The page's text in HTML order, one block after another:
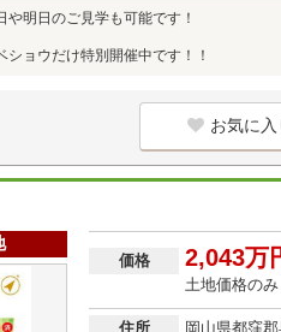
や明日のご見学も可能です！
ショウだけ特別開催中です！！
お気に
価格 2,043万
土地価格のみ
住所 岡山県都窪